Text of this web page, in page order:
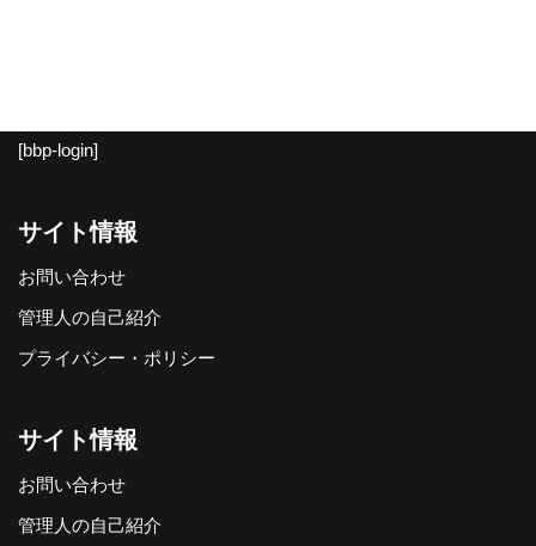
[bbp-login]
サイト情報
お問い合わせ
管理人の自己紹介
プライバシー・ポリシー
サイト情報
お問い合わせ
管理人の自己紹介